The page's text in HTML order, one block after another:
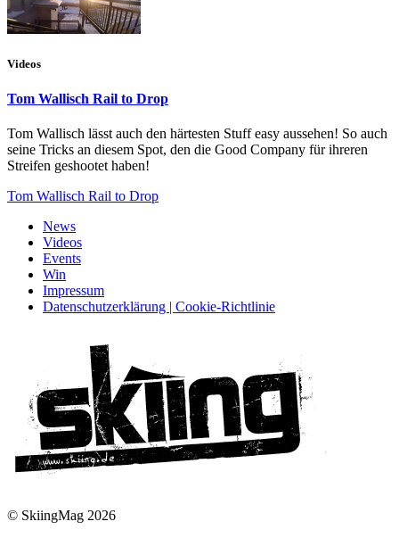
Videos
Tom Wallisch Rail to Drop
Tom Wallisch lässt auch den härtesten Stuff easy aussehen! So auch
seine Tricks an diesem Spot, den die Good Company für ihreren
Streifen geshootet haben!
Tom Wallisch Rail to Drop
News
Videos
Events
Win
Impressum
Datenschutzerklärung | Cookie-Richtlinie
© SkiingMag 2026